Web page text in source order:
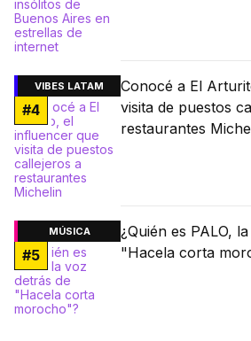
VIBES LATAM
#4
Conocé a El
visita de puestos
restaurantes
MÚSICA
#5
¿Quién es PALO,
"Hacela corta